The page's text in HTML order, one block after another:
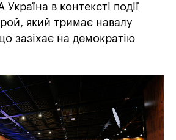
в контексті події
який тримає навалу
зазіхає на демократію